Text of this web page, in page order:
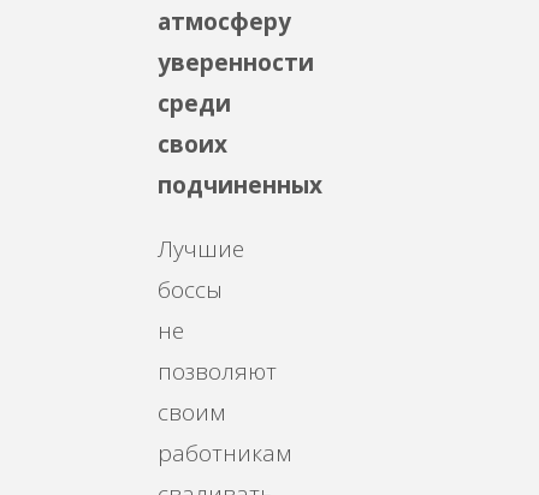
атмосферу
уверенности
среди
своих
подчиненных
Лучшие
боссы
не
позволяют
своим
работникам